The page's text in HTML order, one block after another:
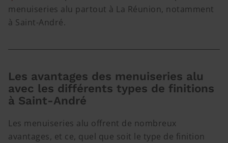
menuiseries alu partout à La Réunion, notamment
à Saint-André.
Les avantages des menuiseries alu
avec les différents types de finitions
à Saint-André
Les menuiseries alu offrent de nombreux
avantages, et ce, quel que soit le type de finition